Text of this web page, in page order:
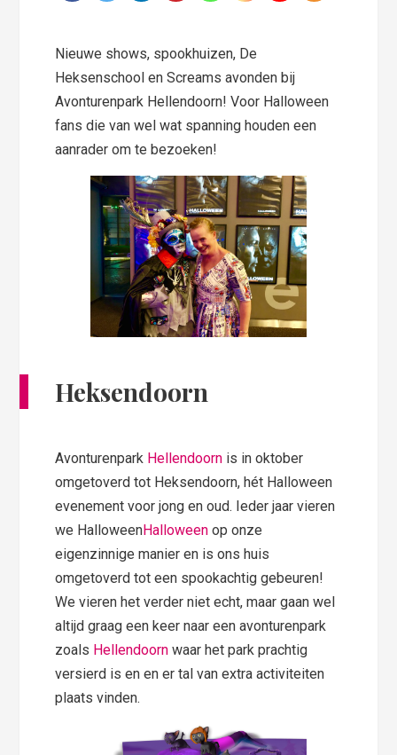
Nieuwe shows, spookhuizen, De
Heksenschool en Screams avonden bij
Avonturenpark Hellendoorn! Voor Halloween
fans die van wel wat spanning houden een
aanrader om te bezoeken!
Heksendoorn
Avonturenpark Hellendoorn is in oktober
omgetoverd tot Heksendoorn, hét Halloween
evenement voor jong en oud. Ieder jaar vieren
we HalloweenHalloween op onze
eigenzinnige manier en is ons huis
omgetoverd tot een spookachtig gebeuren!
We vieren het verder niet echt, maar gaan wel
altijd graag een keer naar een avonturenpark
zoals Hellendoorn waar het park prachtig
versierd is en en er tal van extra activiteiten
plaats vinden.